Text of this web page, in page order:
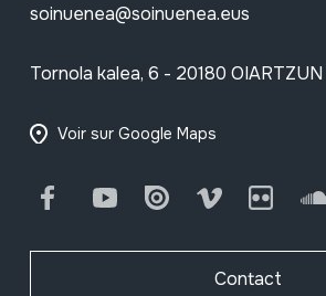
soinuenea@soinuenea.eus
Tornola kalea, 6 - 20180 OIARTZUN
Voir sur Google Maps
FacebookYoutube Issuu Vimeo Flickr
Contact